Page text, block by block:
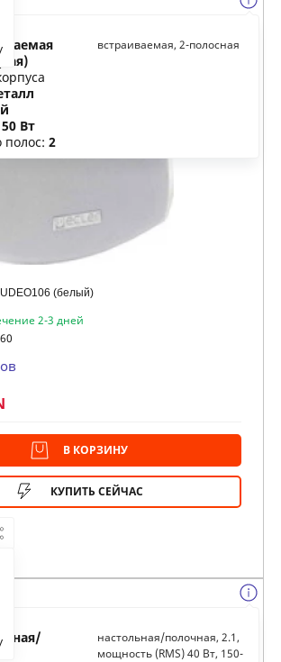
(белый)
2-3 дней
50 Вт
полос: 2
встраиваемая, 2-полосная
В КОРЗИНУ
КУПИТЬ СЕЙЧАС
настольная/полочная, 2.1,
мощность (RMS) 40 Вт, 150-